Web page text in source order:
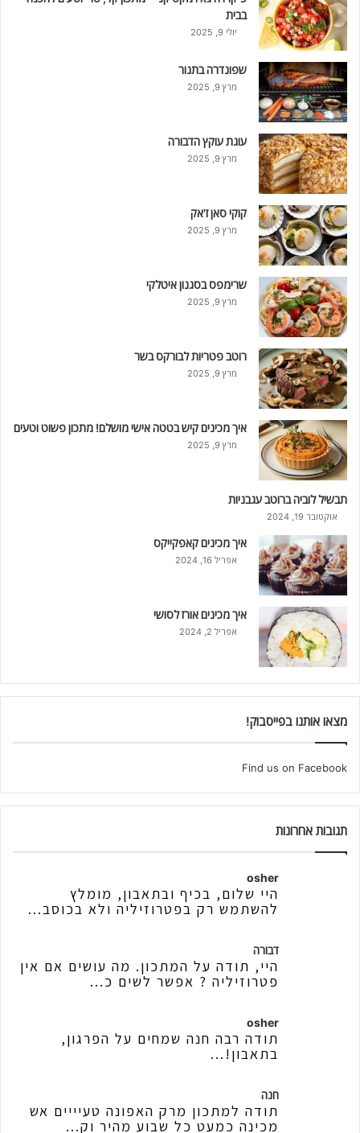
בבית
יולי 9, 2025
שפונדרה בתנור
מרץ 9, 2025
עוגת עוקץ הדבורה
מרץ 9, 2025
קוקי סאן ז'אק
מרץ 9, 2025
שרימפס בסגנון איטלקי
מרץ 9, 2025
רוטב פטריות לבורקס בשר
מרץ 9, 2025
איך מכינים קיש בטטה אישי מושלם! מתכון פשוט וטעים
מרץ 9, 2025
תבשיל לוביה ברוטב עגבניות
אוקטובר 19, 2024
איך מכינים קאפקייקס
אפריל 16, 2024
איך מכינים אורז לסושי
אפריל 2, 2024
מצאו אותנו בפייסבוק!
Find us on Facebook
תגובות אחרונות
osher
היי שלום, בכיף ובתאבון, מומלץ
להשתמש רק בפטרוזיליה ולא בכוסב...
דבורה
היי, תודה על המתכון. מה עושים אם אין
פטרוזיליה ? אפשר לשים כ...
osher
תודה רבה חנה שמחים על הפרגון,
בתאבון!...
חנה
תודה למתכון מרק האפונה טעיייים אש
מכינה כמעט כל שבוע מהיר וק...